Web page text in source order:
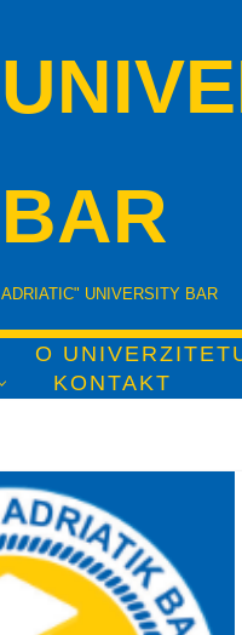
BAR
ADRIATIC" UNIVERSITY BAR
O
KONTAKT